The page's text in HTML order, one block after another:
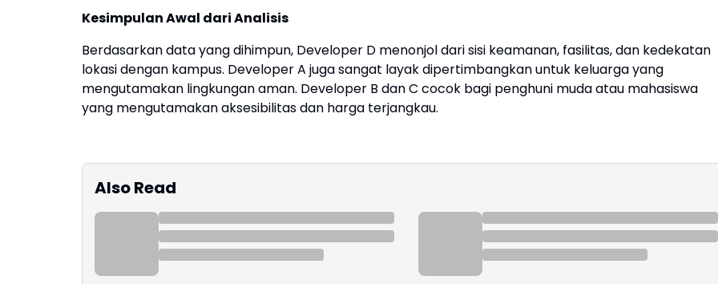
Kesimpulan Awal dari Analisis
Berdasarkan data yang dihimpun, Developer D menonjol dari sisi keamanan, fasilitas, dan kedekatan
lokasi dengan kampus. Developer A juga sangat layak dipertimbangkan untuk keluarga yang
mengutamakan lingkungan aman. Developer B dan C cocok bagi penghuni muda atau mahasiswa
yang mengutamakan aksesibilitas dan harga terjangkau.
Also Read